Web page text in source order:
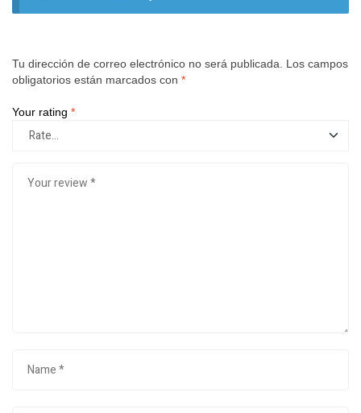
Tu dirección de correo electrónico no será publicada.
Los campos
obligatorios están marcados con *
Your rating *